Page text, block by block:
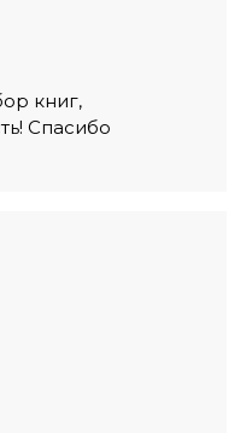
книг,
Спасибо